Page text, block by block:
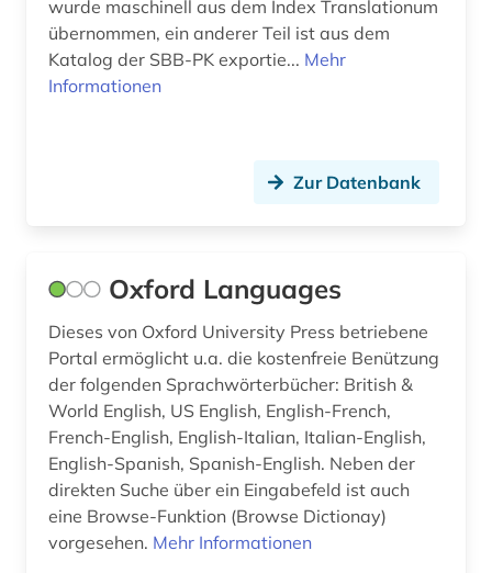
hessisches staatsarchiv marburg (1)
hexerei (1)
immobilienwirtschaft (1)
immunologie (1)
industrie (1)
informatik (1)
informationstechnik (2)
isländisch (4)
wurde maschinell aus dem Index Translationum
übernommen, ein anderer Teil ist aus dem
Katalog der SBB-PK exportie... Mehr
Informationen
Zur Datenbank
Oxford Languages
Dieses von Oxford University Press betriebene
Portal ermöglicht u.a. die kostenfreie Benützung
der folgenden Sprachwörterbücher: British &
World English, US English, English-French,
French-English, English-Italian, Italian-English,
English-Spanish, Spanish-English. Neben der
direkten Suche über ein Eingabefeld ist auch
eine Browse-Funktion (Browse Dictionay)
vorgesehen. Mehr Informationen